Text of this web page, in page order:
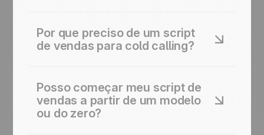
Por que preciso de um script
de vendas para cold calling?
chamar por dia, o risco de esquecer
perguntas importantes é real. Um script
mantém cada chamada estruturada,
Posso começar meu script de
vendas a partir de um modelo
ou do zero?